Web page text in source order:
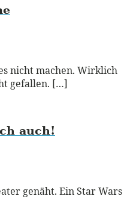
nicht machen. Wirklich
gefallen. […]
auch!
genäht. Ein Star Wars